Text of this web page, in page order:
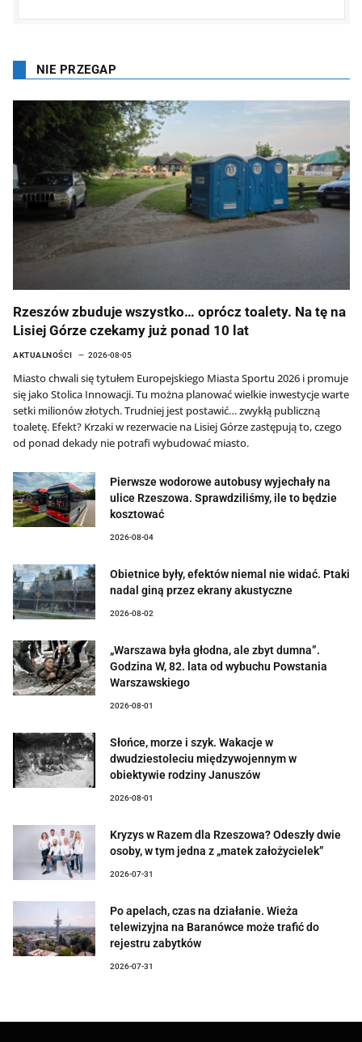
NIE PRZEGAP
Rzeszów zbuduje wszystko… oprócz toalety. Na tę na
Lisiej Górze czekamy już ponad 10 lat
AKTUALNOŚCI 2026-08-05
Miasto chwali się tytułem Europejskiego Miasta Sportu 2026 i promuje
się jako Stolica Innowacji. Tu można planować wielkie inwestycje warte
setki milionów złotych. Trudniej jest postawić… zwykłą publiczną
toaletę. Efekt? Krzaki w rezerwacie na Lisiej Górze zastępują to, czego
od ponad dekady nie potrafi wybudować miasto.
Pierwsze wodorowe autobusy wyjechały na
ulice Rzeszowa. Sprawdziliśmy, ile to będzie
kosztować
2026-08-04
Obietnice były, efektów niemal nie widać. Ptaki
nadal giną przez ekrany akustyczne
2026-08-02
„Warszawa była głodna, ale zbyt dumna”.
Godzina W, 82. lata od wybuchu Powstania
Warszawskiego
2026-08-01
Słońce, morze i szyk. Wakacje w
dwudziestoleciu międzywojennym w
obiektywie rodziny Januszów
2026-08-01
Kryzys w Razem dla Rzeszowa? Odeszły dwie
osoby, w tym jedna z „matek założycielek”
2026-07-31
Po apelach, czas na działanie. Wieża
telewizyjna na Baranówce może trafić do
rejestru zabytków
2026-07-31